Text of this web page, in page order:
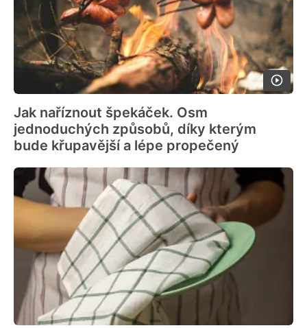
Jak naříznout špekáček. Osm
jednoduchých způsobů, díky kterým
bude křupavější a lépe propečený